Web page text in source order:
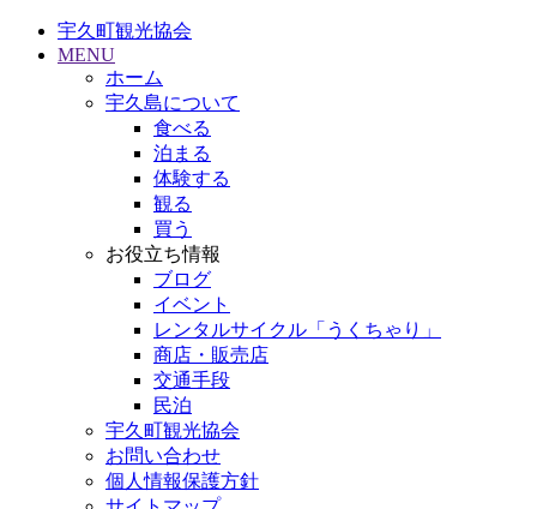
宇久町観光協会
MENU
ホーム
宇久島について
食べる
泊まる
体験する
観る
買う
お役立ち情報
ブログ
イベント
レンタルサイクル「うくちゃり」
商店・販売店
交通手段
民泊
宇久町観光協会
お問い合わせ
個人情報保護方針